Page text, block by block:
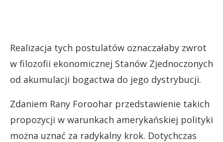
Realizacja tych postulatów oznaczałaby zwrot
w filozofii ekonomicznej Stanów Zjednoczonych
od akumulacji bogactwa do jego dystrybucji.
Zdaniem Rany Foroohar przedstawienie takich
propozycji w warunkach amerykańskiej polityki
można uznać za radykalny krok. Dotychczas